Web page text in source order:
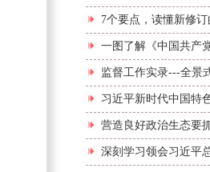
7个要点，读懂新修
一图了解《中国共产
监督工作实录---全景
习近平新时代中国特
营造良好政治生态要
深刻学习领会习近平